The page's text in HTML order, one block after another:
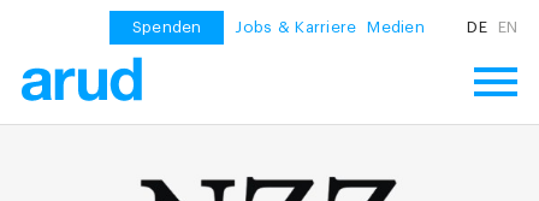
Spenden Jobs & Karriere Medien DE EN